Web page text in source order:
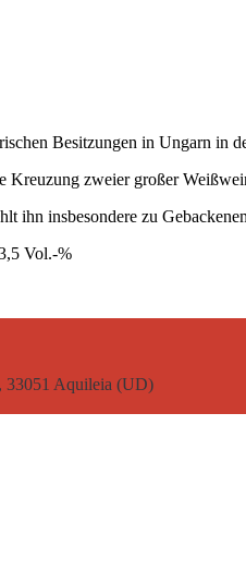
Besitzungen in Ungarn in
Kreuzung zweier großer
ihn insbesondere zu
Vol.-%
33051 Aquileia (UD)